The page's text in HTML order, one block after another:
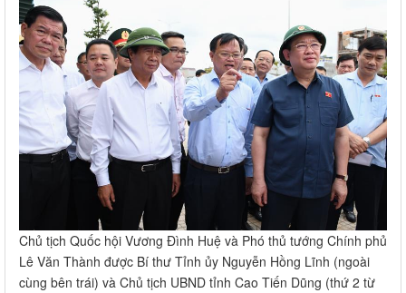
Chủ tịch Quốc hội Vương Đình Huệ và Phó thủ tướng Chính phủ
Lê Văn Thành được Bí thư Tỉnh ủy Nguyễn Hồng Lĩnh (ngoài
cùng bên trái) và Chủ tịch UBND tỉnh Cao Tiến Dũng (thứ 2 từ